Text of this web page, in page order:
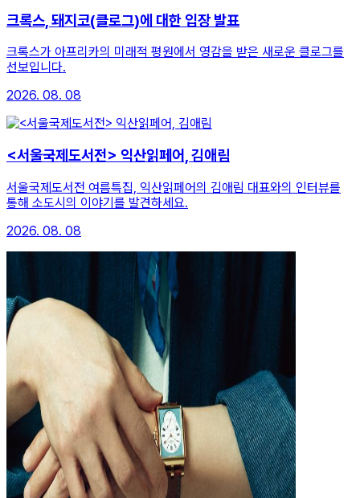
크록스, 돼지코(클로그)에 대한 입장 발표
크록스가 아프리카의 미래적 평원에서 영감을 받은 새로운 클로그를
선보입니다.
2026. 08. 08
<서울국제도서전> 익산읽페어, 김애림
서울국제도서전 여름특집, 익산읽페어의 김애림 대표와의 인터뷰를
통해 소도시의 이야기를 발견하세요.
2026. 08. 08